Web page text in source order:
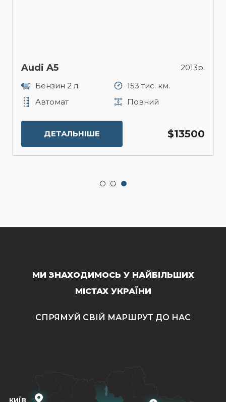
Audi A5
2013р.
Бензин 2 л.
153 тис. км.
Автомат
Повний
ДЕТАЛЬНІШЕ $13500
МИ ЗНАХОДИМОСЬ У НАЙБІЛЬШИХ
МІСТАХ УКРАЇНИ
СПРЯМУЙ СВІЙ МАРШРУТ ДО НАС
КИЇВ